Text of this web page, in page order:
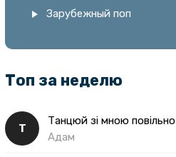
Зарубежный поп
Топ за неделю
Т
Танцюй зі мною повільно
Адам